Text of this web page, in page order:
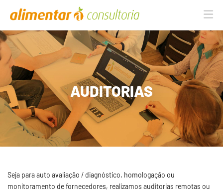
AUDITORIAS
Seja para auto avaliação / diagnóstico, homologação ou
monitoramento de fornecedores, realizamos auditorias remotas ou